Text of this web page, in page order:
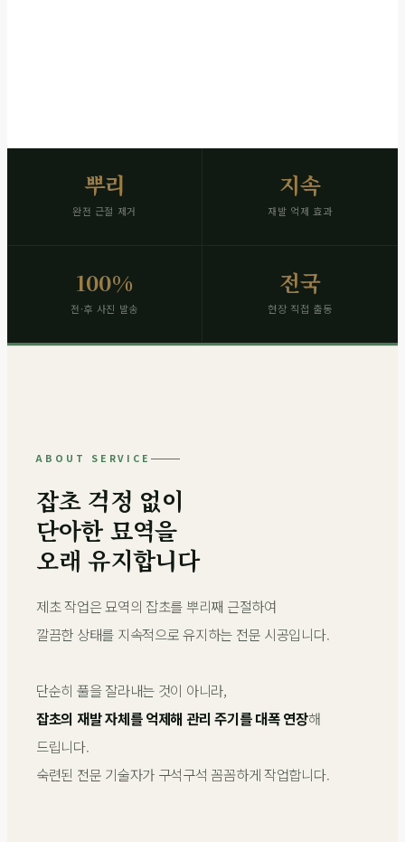
뿌리
완전 근절 제거
지속
재발 억제 효과
100%
전·후 사진 발송
전국
현장 직접 출동
ABOUT SERVICE
잡초 걱정 없이
단아한 묘역을
오래 유지합니다
제초 작업은 묘역의 잡초를 뿌리째 근절하여
깔끔한 상태를 지속적으로 유지하는 전문 시공입니다.
단순히 풀을 잘라내는 것이 아니라,
잡초의 재발 자체를 억제해 관리 주기를 대폭 연장해
드립니다.
숙련된 전문 기술자가 구석구석 꼼꼼하게 작업합니다.